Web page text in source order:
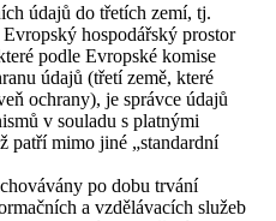
údajů do třetích zemí, tj.
hospodářský prostor
podle Evropské komise
údajů (třetí země, které
ochrany), je správce údajů
v souladu s platnými
patří mimo jiné „standardní
po dobu trvání
a vzdělávacích služeb